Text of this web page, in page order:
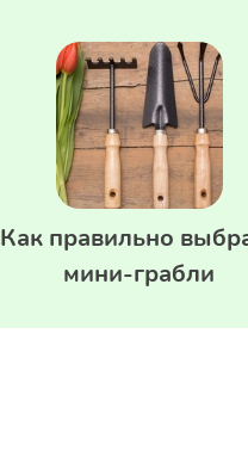
Как правильно
мини-грабли